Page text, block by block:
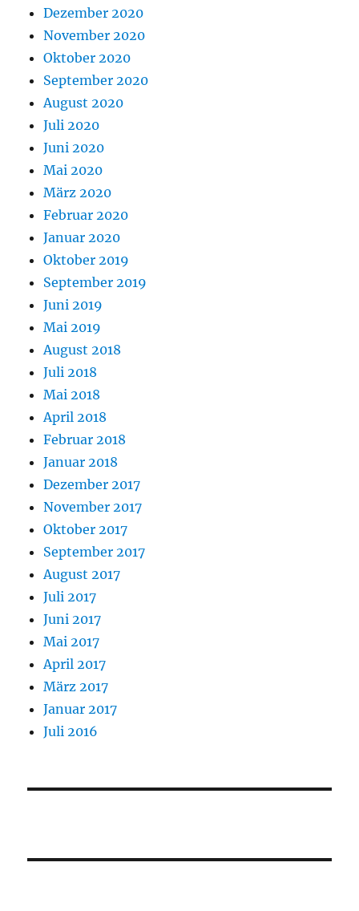
Dezember 2020
November 2020
Oktober 2020
September 2020
August 2020
Juli 2020
Juni 2020
Mai 2020
März 2020
Februar 2020
Januar 2020
Oktober 2019
September 2019
Juni 2019
Mai 2019
August 2018
Juli 2018
Mai 2018
April 2018
Februar 2018
Januar 2018
Dezember 2017
November 2017
Oktober 2017
September 2017
August 2017
Juli 2017
Juni 2017
Mai 2017
April 2017
März 2017
Januar 2017
Juli 2016